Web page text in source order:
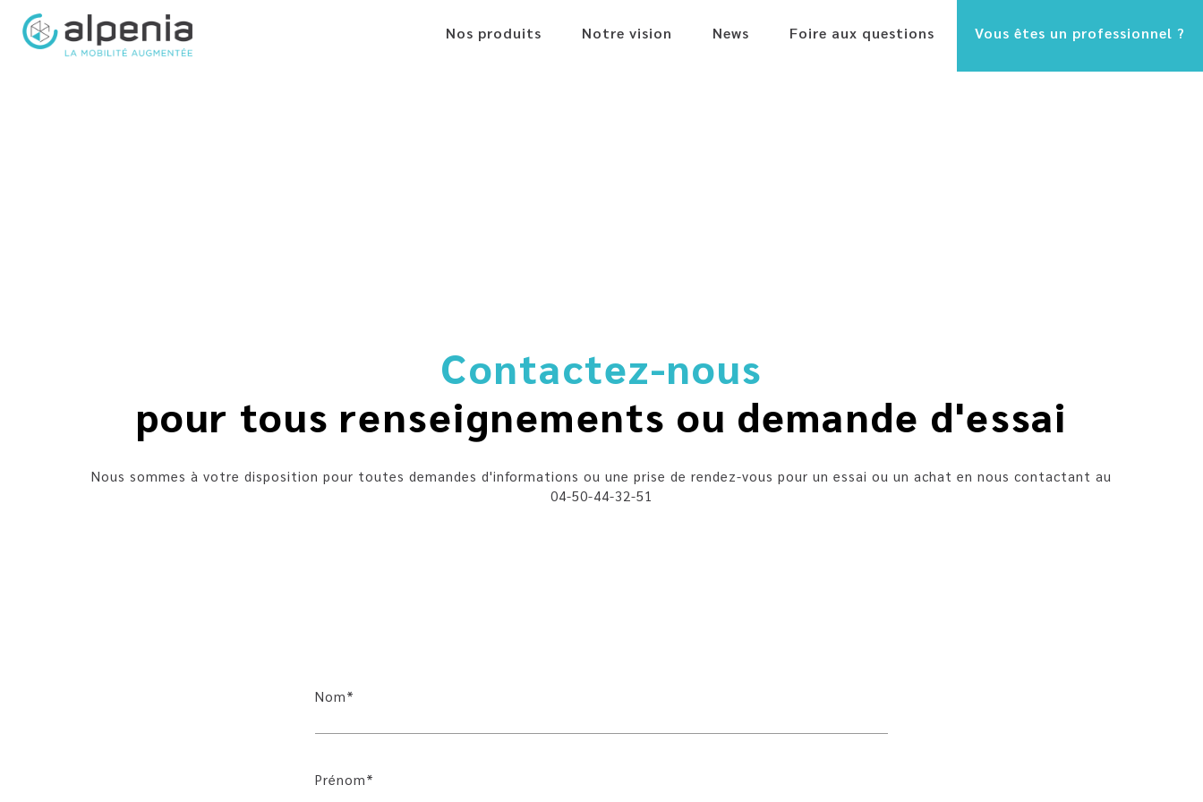
Nos produits Notre vision News Foire aux questions Vous êtes un professionnel ?
Contactez-nous
pour tous renseignements ou demande d'essai
Nous sommes à votre disposition pour toutes demandes d'informations ou une prise de rendez-vous pour un essai ou un achat en nous contactant au
04-50-44-32-51
Nom*
Prénom*